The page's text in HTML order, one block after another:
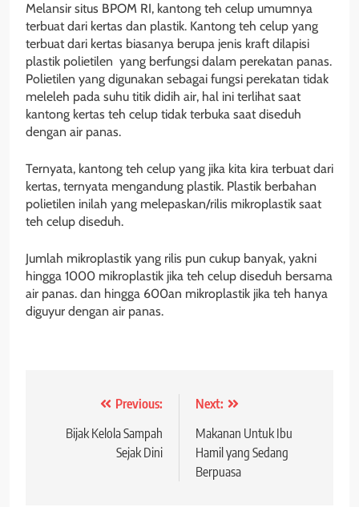
Melansir situs BPOM RI, kantong teh celup umumnya
terbuat dari kertas dan plastik. Kantong teh celup yang
terbuat dari kertas biasanya berupa jenis kraft dilapisi
plastik polietilen yang berfungsi dalam perekatan panas.
Polietilen yang digunakan sebagai fungsi perekatan tidak
meleleh pada suhu titik didih air, hal ini terlihat saat
kantong kertas teh celup tidak terbuka saat diseduh
dengan air panas.
Ternyata, kantong teh celup yang jika kita kira terbuat dari
kertas, ternyata mengandung plastik. Plastik berbahan
polietilen inilah yang melepaskan/rilis mikroplastik saat
teh celup diseduh.
Jumlah mikroplastik yang rilis pun cukup banyak, yakni
hingga 1000 mikroplastik jika teh celup diseduh bersama
air panas. dan hingga 600an mikroplastik jika teh hanya
diguyur dengan air panas.
navigation
Previous:
Bijak Kelola Sampah
Sejak Dini
Next:
Makanan Untuk Ibu
Hamil yang Sedang
Berpuasa